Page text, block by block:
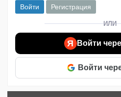
Войти Регистрация
ИЛИ
Я Войти
Войти